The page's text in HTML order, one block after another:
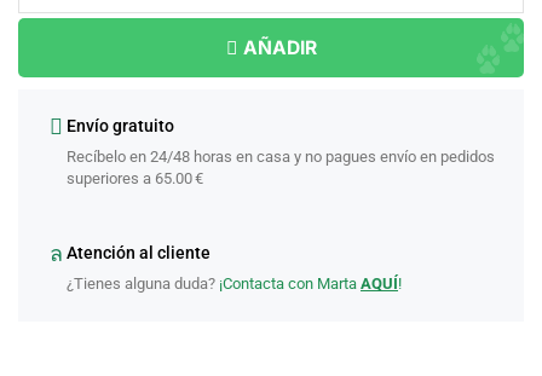
AÑADIR
Envío gratuito
Recíbelo en 24/48 horas en casa y no pagues envío en pedidos
superiores a 65.00 €
Atención al cliente
¿Tienes alguna duda? ¡Contacta con Marta AQUÍ!